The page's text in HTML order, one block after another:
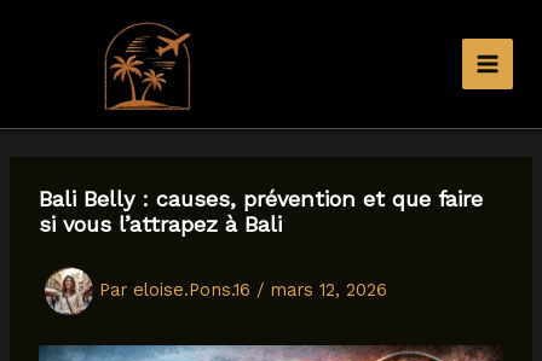
Aller
contenuBali Belly : causes, prévention et que faire
si vous l’attrapez à Bali
Par eloise.Pons.16 / mars 12, 2026